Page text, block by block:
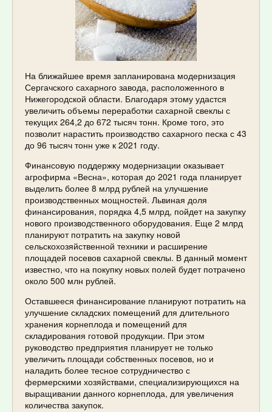
На ближайшее время запланирована модернизация
Сергачского сахарного завода, расположенного в
Нижегородской области. Благодаря этому удастся
увеличить объемы переработки сахарной свеклы с
текущих 264,2 до 672 тысяч тонн. Кроме того, это
позволит нарастить производство сахарного песка с 43
до 96 тысяч тонн уже к 2021 году.
Финансовую поддержку модернизации оказывает
агрофирма «Весна», которая до 2021 года планирует
выделить более 8 млрд рублей на улучшение
производственных мощностей. Львиная доля
финансирования, порядка 4,5 млрд, пойдет на закупку
нового производственного оборудования. Еще 2 млрд
планируют потратить на закупку новой
сельскохозяйственной техники и расширение
площадей посевов сахарной свеклы. В данный момент
известно, что на покупку новых полей будет потрачено
около 500 млн рублей.
Оставшееся финансирование планируют потратить на
улучшение складских помещений для длительного
хранения корнеплода и помещений для
складирования готовой продукции. При этом
руководство предприятия планирует не только
увеличить площади собственных посевов, но и
наладить более тесное сотрудничество с
фермерскими хозяйствами, специализирующихся на
выращивании данного корнеплода, для увеличения
количества закупок.